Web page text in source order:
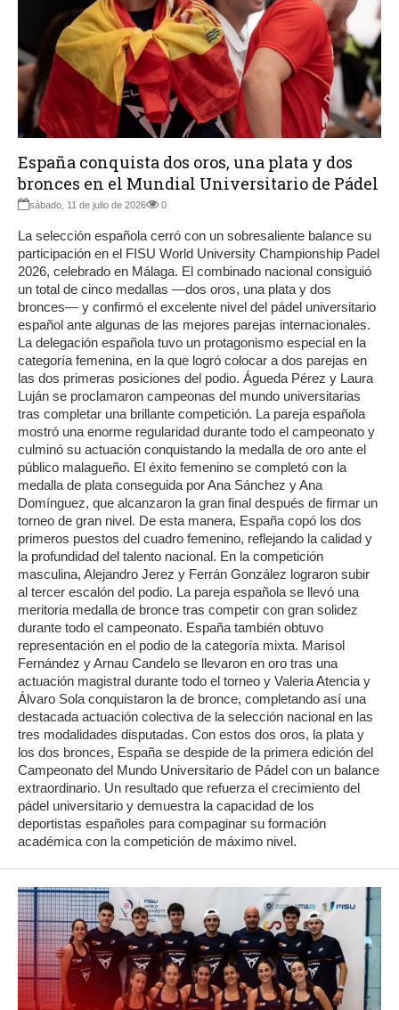
España conquista dos oros, una plata y dos
bronces en el Mundial Universitario de Pádel
sábado, 11 de julio de 2026 0
La selección española cerró con un sobresaliente balance su
participación en el FISU World University Championship Padel
2026, celebrado en Málaga. El combinado nacional consiguió
un total de cinco medallas —dos oros, una plata y dos
bronces— y confirmó el excelente nivel del pádel universitario
español ante algunas de las mejores parejas internacionales.
La delegación española tuvo un protagonismo especial en la
categoría femenina, en la que logró colocar a dos parejas en
las dos primeras posiciones del podio. Águeda Pérez y Laura
Luján se proclamaron campeonas del mundo universitarias
tras completar una brillante competición. La pareja española
mostró una enorme regularidad durante todo el campeonato y
culminó su actuación conquistando la medalla de oro ante el
público malagueño. El éxito femenino se completó con la
medalla de plata conseguida por Ana Sánchez y Ana
Domínguez, que alcanzaron la gran final después de firmar un
torneo de gran nivel. De esta manera, España copó los dos
primeros puestos del cuadro femenino, reflejando la calidad y
la profundidad del talento nacional. En la competición
masculina, Alejandro Jerez y Ferrán González lograron subir
al tercer escalón del podio. La pareja española se llevó una
meritoria medalla de bronce tras competir con gran solidez
durante todo el campeonato. España también obtuvo
representación en el podio de la categoría mixta. Marisol
Fernández y Arnau Candelo se llevaron en oro tras una
actuación magistral durante todo el torneo y Valeria Atencia y
Álvaro Sola conquistaron la de bronce, completando así una
destacada actuación colectiva de la selección nacional en las
tres modalidades disputadas. Con estos dos oros, la plata y
los dos bronces, España se despide de la primera edición del
Campeonato del Mundo Universitario de Pádel con un balance
extraordinario. Un resultado que refuerza el crecimiento del
pádel universitario y demuestra la capacidad de los
deportistas españoles para compaginar su formación
académica con la competición de máximo nivel.